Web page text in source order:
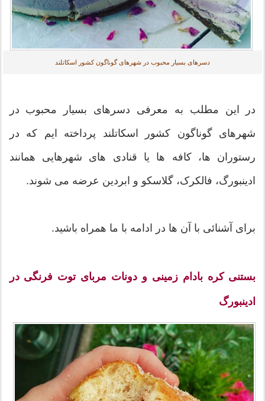
دسرهای بسیار محبوب در شهرهای گوناگون کشور اسکاتلند
در این مطلب به معرفی دسرهای بسیار محبوب در
شهرهای گوناگون کشور اسکاتلند پرداخته ایم که در
رستوران ها، کافه ها یا قنادی های شهرهایی همانند
ادینبورگ، فالکرک، گلاسکو و ابردین عرضه می شوند.
برای آشنائی با آن ها در ادامه با ما همراه باشید.
بستنی کره بادام زمینی و دونات مربای توت فرنگی در
ادینبورگ